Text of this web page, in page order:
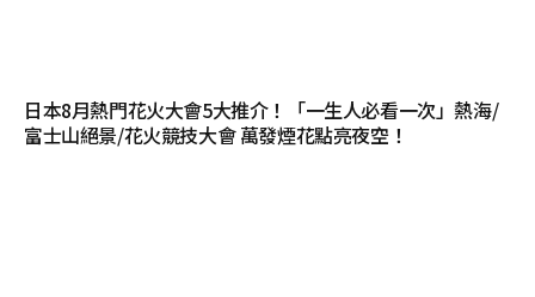
日本8月熱門花火大會5大推介！「一生人必看一次」熱海/
富士山絕景/花火競技大會 萬發煙花點亮夜空！